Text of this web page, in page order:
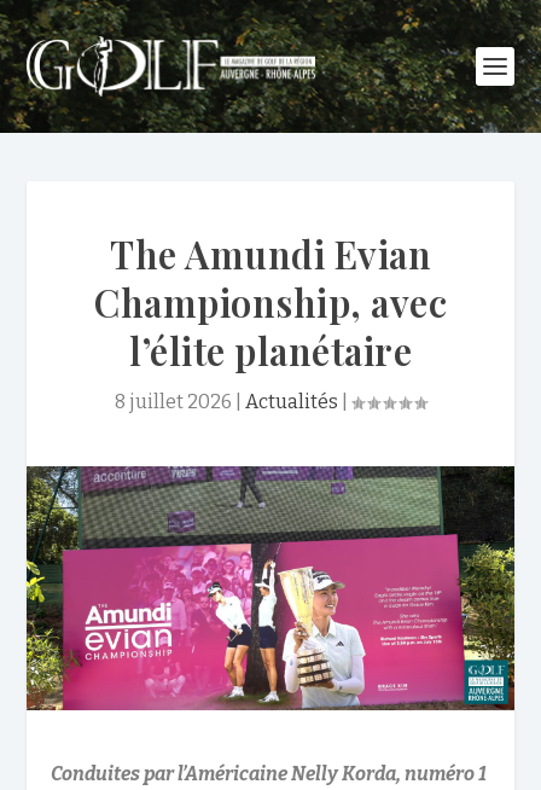
The Amundi Evian
Championship, avec
l’élite planétaire
8 juillet 2026 Actualités
Conduites par l’Américaine Nelly Korda, numéro 1